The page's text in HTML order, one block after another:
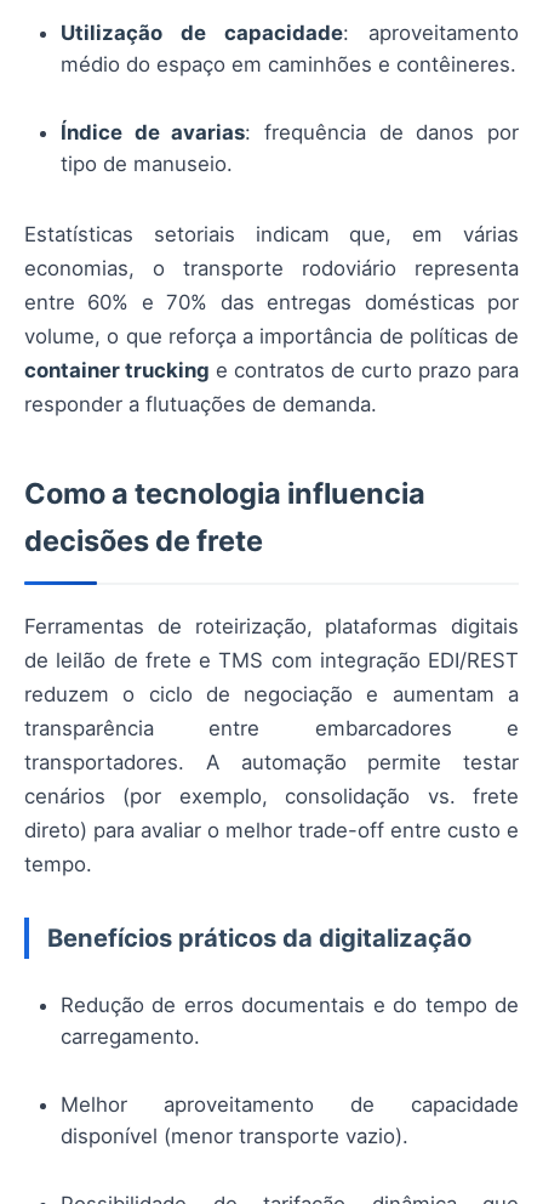
Utilização de capacidade: aproveitamento
médio do espaço em caminhões e contêineres.
Índice de avarias: frequência de danos por
tipo de manuseio.
Estatísticas setoriais indicam que, em várias
economias, o transporte rodoviário representa
entre 60% e 70% das entregas domésticas por
volume, o que reforça a importância de políticas de
container trucking e contratos de curto prazo para
responder a flutuações de demanda.
Como a tecnologia influencia
decisões de frete
Ferramentas de roteirização, plataformas digitais
de leilão de frete e TMS com integração EDI/REST
reduzem o ciclo de negociação e aumentam a
transparência entre embarcadores e
transportadores. A automação permite testar
cenários (por exemplo, consolidação vs. frete
direto) para avaliar o melhor trade-off entre custo e
tempo.
Benefícios práticos da digitalização
Redução de erros documentais e do tempo de
carregamento.
Melhor aproveitamento de capacidade
disponível (menor transporte vazio).